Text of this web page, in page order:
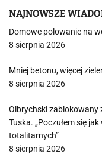
NAJNOWSZE
Domowe polowanie na
8 sierpnia 2026
Mniej betonu, więcej
8 sierpnia 2026
Olbrychski zablokowany
Tuska. „Poczułem się
totalitarnych”
8 sierpnia 2026